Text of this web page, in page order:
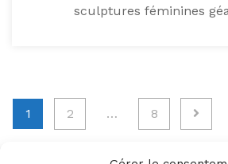
sculptures féminines
Pagination
1 2 … 8